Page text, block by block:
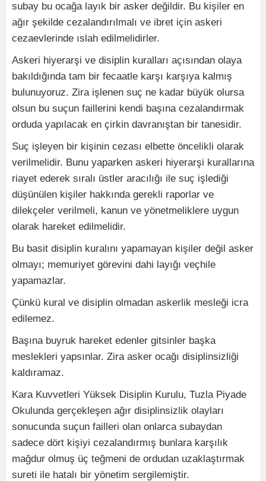
subay bu ocağa layık bir asker değildir. Bu kişiler en
ağır şekilde cezalandırılmalı ve ibret için askeri
cezaevlerinde ıslah edilmelidirler.
Askeri hiyerarşi ve disiplin kuralları açısından olaya
bakıldığında tam bir fecaatle karşı karşıya kalmış
bulunuyoruz. Zira işlenen suç ne kadar büyük olursa
olsun bu suçun faillerini kendi başına cezalandırmak
orduda yapılacak en çirkin davranıştan bir tanesidir.
Suç işleyen bir kişinin cezası elbette öncelikli olarak
verilmelidir. Bunu yaparken askeri hiyerarşi kurallarına
riayet ederek sıralı üstler aracılığı ile suç işlediği
düşünülen kişiler hakkında gerekli raporlar ve
dilekçeler verilmeli, kanun ve yönetmeliklere uygun
olarak hareket edilmelidir.
Bu basit disiplin kuralını yapamayan kişiler değil asker
olmayı; memuriyet görevini dahi layığı veçhile
yapamazlar.
Çünkü kural ve disiplin olmadan askerlik mesleği icra
edilemez.
Başına buyruk hareket edenler gitsinler başka
meslekleri yapsınlar. Zira asker ocağı disiplinsizliği
kaldıramaz.
Kara Kuvvetleri Yüksek Disiplin Kurulu, Tuzla Piyade
Okulunda gerçekleşen ağır disiplinsizlik olayları
sonucunda suçun failleri olan onlarca subaydan
sadece dört kişiyi cezalandırmış bunlara karşılık
mağdur olmuş üç teğmeni de ordudan uzaklaştırmak
sureti ile hatalı bir yönetim sergilemiştir.